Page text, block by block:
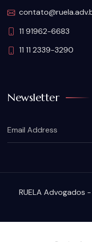
11 91962-6683
11 11 2339-3290
Newsletter
RUELA Advogados